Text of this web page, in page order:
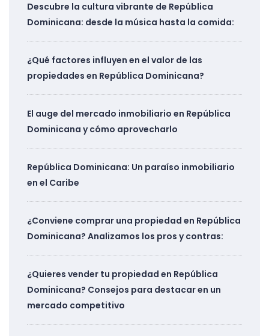
Descubre la cultura vibrante de República
Dominicana: desde la música hasta la comida:
¿Qué factores influyen en el valor de las
propiedades en República Dominicana?
El auge del mercado inmobiliario en República
Dominicana y cómo aprovecharlo
República Dominicana: Un paraíso inmobiliario
en el Caribe
¿Conviene comprar una propiedad en República
Dominicana? Analizamos los pros y contras:
¿Quieres vender tu propiedad en República
Dominicana? Consejos para destacar en un
mercado competitivo